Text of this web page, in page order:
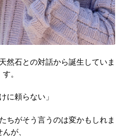
然石との対話から誕生していま
す。
に頼らない」
ちがそう言うのは変かもしれま
んが、